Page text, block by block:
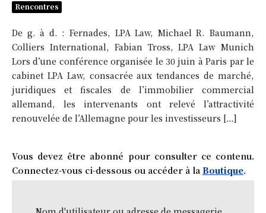
Rencontres
De g. à d. : Fernades, LPA Law, Michael R. Baumann,
Colliers International, Fabian Tross, LPA Law Munich
Lors d’une conférence organisée le 30 juin à Paris par le
cabinet LPA Law, consacrée aux tendances de marché,
juridiques et fiscales de l’immobilier commercial
allemand, les intervenants ont relevé l’attractivité
renouvelée de l’Allemagne pour les investisseurs […]
Vous devez être abonné pour consulter ce contenu.
Connectez-vous ci-dessous ou accéder à la Boutique.